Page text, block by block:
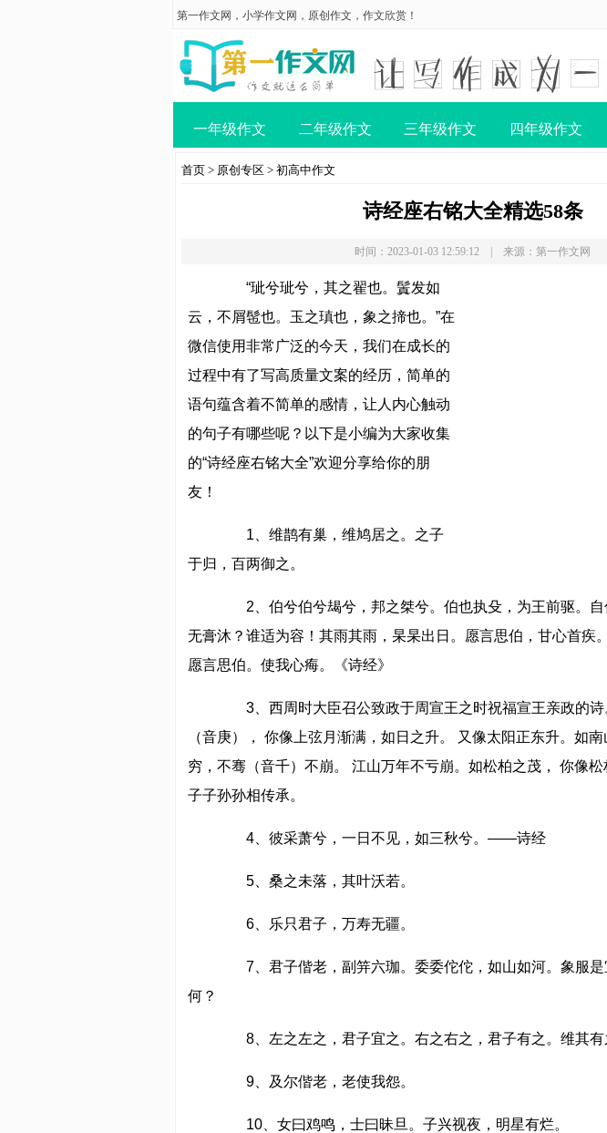
第一作文网 ， 小学作文网 ， 原创作文 ， 作文欣赏 ！
一年级作文 二年级作文 三年级作文 四年级作文
首页 > 原创专区 > 初高中作文
诗经座右铭大全精选58条
时间：2023-01-03 12:59:12 | 来源：第一作文网
“玼兮玼兮，其之翟也。鬒发如
云，不屑髢也。玉之瑱也，象之揥也。”在
微信使用非常广泛的今天，我们在成长的
过程中有了写高质量文案的经历，简单的
语句蕴含着不简单的感情，让人内心触动
的句子有哪些呢？以下是小编为大家收集
的“诗经座右铭大全”欢迎分享给你的朋
友！
1、维鹊有巢，维鸠居之。之子
于归，百两御之。
2、伯兮伯兮朅兮，邦之桀兮。伯也执殳，为王前驱。自
无膏沐？谁适为容！其雨其雨，杲杲出日。愿言思伯，甘心首疾
愿言思伯。使我心痗。《诗经》
3、西周时大臣召公致政于周宣王之时祝福宣王亲政的诗
（音庚）， 你像上弦月渐满，如日之升。 又像太阳正东升。如
穷，不骞（音千）不崩。 江山万年不亏崩。如松柏之茂， 你像松
子子孙孙相传承。
4、彼采萧兮，一日不见，如三秋兮。——诗经
5、桑之未落，其叶沃若。
6、乐只君子，万寿无疆。
7、君子偕老，副笄六珈。委委佗佗，如山如河。象服是
何？
8、左之左之，君子宜之。右之右之，君子有之。维其有
9、及尔偕老，老使我怨。
10、女曰鸡鸣，士曰昧旦。子兴视夜，明星有烂。